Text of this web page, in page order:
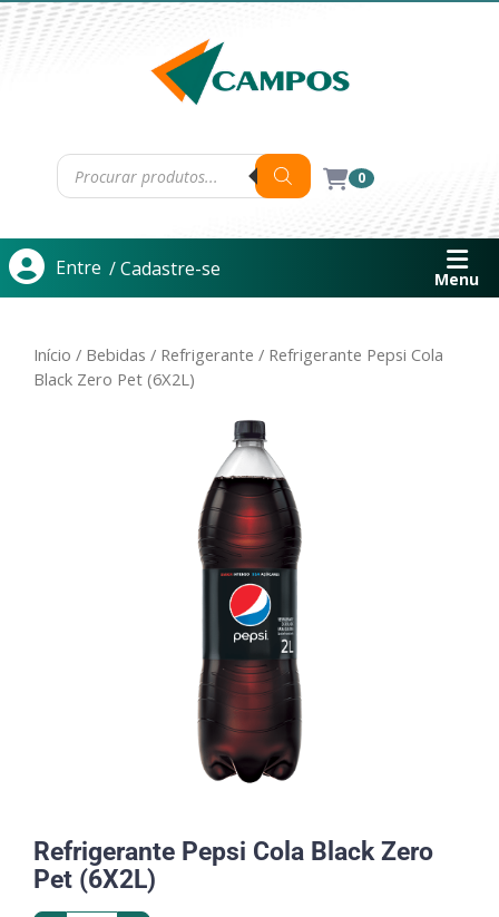
0
Entre / Cadastre-se Menu
Início / Bebidas / Refrigerante / Refrigerante Pepsi Cola
Black Zero Pet (6X2L)
Refrigerante Pepsi Cola Black Zero
Pet (6X2L)